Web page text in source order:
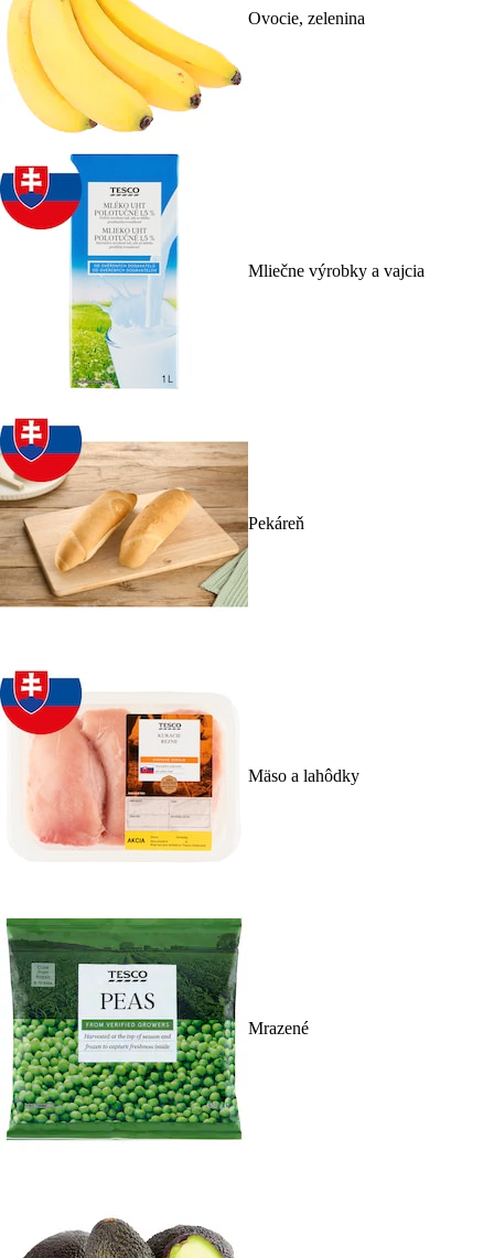
Ovocie, zelenina
Mliečne výrobky a vajcia
Pekáreň
Mäso a lahôdky
Mrazené